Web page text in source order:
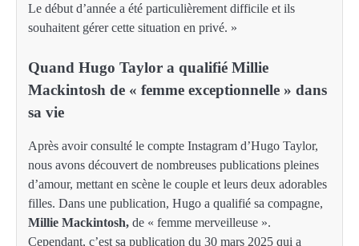
Le début d’année a été particulièrement difficile et ils
souhaitent gérer cette situation en privé. »
Quand Hugo Taylor a qualifié Millie
Mackintosh de « femme exceptionnelle » dans
sa vie
Après avoir consulté le compte Instagram d’Hugo Taylor,
nous avons découvert de nombreuses publications pleines
d’amour, mettant en scène le couple et leurs deux adorables
filles. Dans une publication, Hugo a qualifié sa compagne,
Millie Mackintosh, de « femme merveilleuse ».
Cependant, c’est sa publication du 30 mars 2025 qui a